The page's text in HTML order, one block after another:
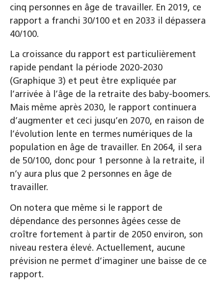
cinq personnes en âge de travailler. En 2019, ce
rapport a franchi 30/100 et en 2033 il dépassera
40/100.
La croissance du rapport est particulièrement
rapide pendant la période 2020-2030
(Graphique 3) et peut être expliquée par
l’arrivée à l’âge de la retraite des baby-boomers.
Mais même après 2030, le rapport continuera
d’augmenter et ceci jusqu’en 2070, en raison de
l’évolution lente en termes numériques de la
population en âge de travailler. En 2064, il sera
de 50/100, donc pour 1 personne à la retraite, il
n’y aura plus que 2 personnes en âge de
travailler.
On notera que même si le rapport de
dépendance des personnes âgées cesse de
croître fortement à partir de 2050 environ, son
niveau restera élevé. Actuellement, aucune
prévision ne permet d’imaginer une baisse de ce
rapport.